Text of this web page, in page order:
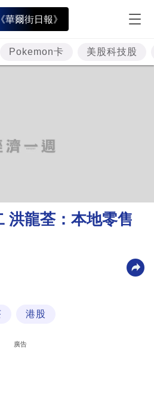
華爾街日報》
Pokemon卡 美股科技股
洪龍荃：本地零售
港股
廣告